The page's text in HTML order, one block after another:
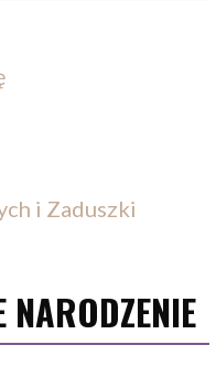
i Zaduszki